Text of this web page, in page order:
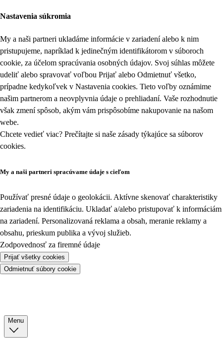
Nastavenia súkromia
My a naši partneri ukladáme informácie v zariadení alebo k nim
pristupujeme, napríklad k jedinečným identifikátorom v súboroch
cookie, za účelom spracúvania osobných údajov. Svoj súhlas môžete
udeliť alebo spravovať voľbou Prijať alebo Odmietnuť všetko,
prípadne kedykoľvek v Nastavenia cookies. Tieto voľby oznámime
našim partnerom a neovplyvnia údaje o prehliadaní. Vaše rozhodnutie
však zmení spôsob, akým vám prispôsobíme nakupovanie na našom
webe.
Chcete vedieť viac? Prečítajte si naše zásady týkajúce sa súborov
cookies.
My a naši partneri spracúvame údaje s cieľom
Používať presné údaje o geolokácii. Aktívne skenovať charakteristiky
zariadenia na identifikáciu. Ukladať a/alebo pristupovať k informáciám
na zariadení. Personalizovaná reklama a obsah, meranie reklamy a
obsahu, prieskum publika a vývoj služieb.
Zodpovednosť za firemné údaje
Prijať všetky cookies
Odmietnuť súbory cookie
Menu